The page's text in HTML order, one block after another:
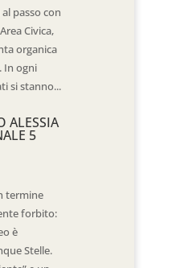
passo con
Civica,
organica
In ogni
si stanno...
ALESSIA
5
termine
forbito:
è
Stelle.